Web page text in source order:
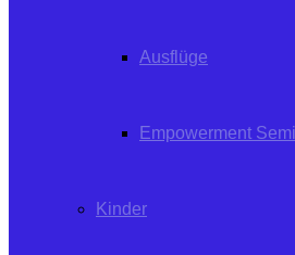
Ausflüge
Empowerment
Kinder